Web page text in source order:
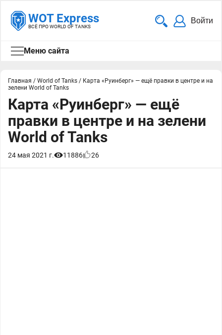
WOT Express
ВСЁ ПРО WORLD OF TANKS
Войти
Меню сайта
Главная / World of Tanks / Карта «Руинберг» — ещё правки в центре и на
зелени World of Tanks
Карта «Руинберг» — ещё
правки в центре и на зелени
World of Tanks
24 мая 2021 г. 11886 26